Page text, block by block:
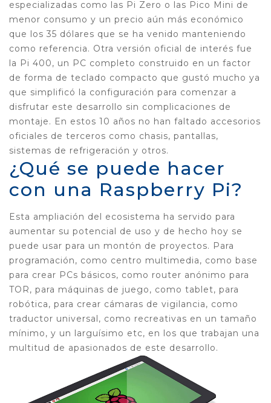
especializadas como las Pi Zero o las Pico Mini de
menor consumo y un precio aún más económico
que los 35 dólares que se ha venido manteniendo
como referencia. Otra versión oficial de interés fue
la Pi 400, un PC completo construido en un factor
de forma de teclado compacto que gustó mucho ya
que simplificó la configuración para comenzar a
disfrutar este desarrollo sin complicaciones de
montaje. En estos 10 años no han faltado accesorios
oficiales de terceros como chasis, pantallas,
sistemas de refrigeración y otros.
¿Qué se puede hacer
con una Raspberry Pi?
Esta ampliación del ecosistema ha servido para
aumentar su potencial de uso y de hecho hoy se
puede usar para un montón de proyectos. Para
programación, como centro multimedia, como base
para crear PCs básicos, como router anónimo para
TOR, para máquinas de juego, como tablet, para
robótica, para crear cámaras de vigilancia, como
traductor universal, como recreativas en un tamaño
mínimo, y un larguísimo etc, en los que trabajan una
multitud de apasionados de este desarrollo.